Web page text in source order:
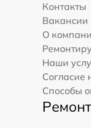
Контакты
Вакансии
О
Наши
Согласие
Способы